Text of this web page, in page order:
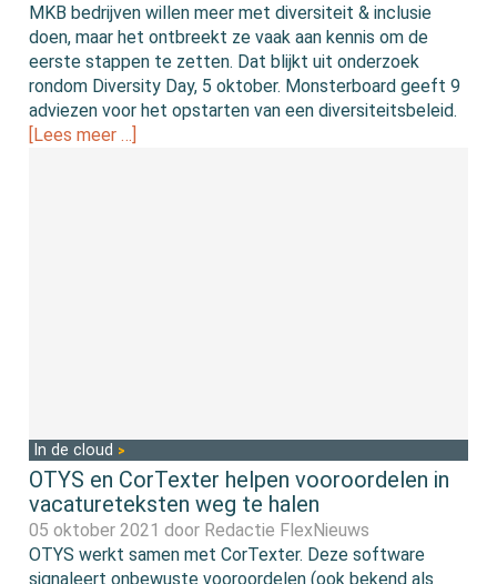
MKB bedrijven willen meer met diversiteit & inclusie
doen, maar het ontbreekt ze vaak aan kennis om de
eerste stappen te zetten. Dat blijkt uit onderzoek
rondom Diversity Day, 5 oktober. Monsterboard geeft 9
adviezen voor het opstarten van een diversiteitsbeleid.
[Lees meer …]
In de cloud
OTYS en CorTexter helpen vooroordelen in
vacatureteksten weg te halen
05 oktober 2021 door Redactie FlexNieuws
OTYS werkt samen met CorTexter. Deze software
signaleert onbewuste vooroordelen (ook bekend als